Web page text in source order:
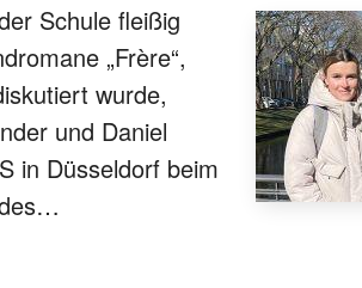
Schule fleißig
„Frère“,
wurde,
und Daniel
in Düsseldorf beim